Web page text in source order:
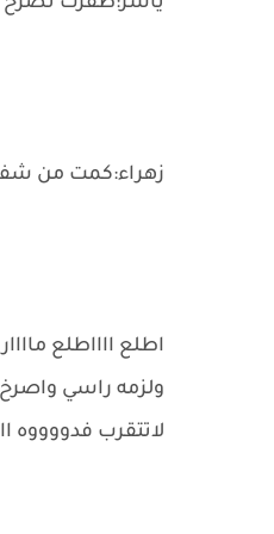
زهراء:كمت من
اطلع ااااطلع
ولزمه راسي واصرخ
لاتتقرب فدووووه